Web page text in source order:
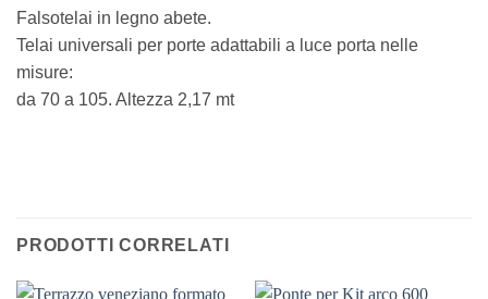
Falsotelai in legno abete.
Telai universali per porte adattabili a luce porta nelle
misure:
da 70 a 105. Altezza 2,17 mt
PRODOTTI CORRELATI